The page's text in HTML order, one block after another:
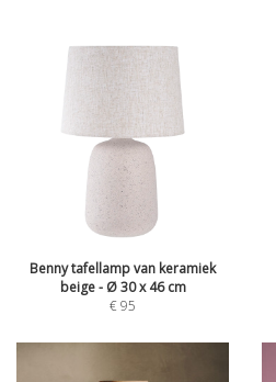
Benny tafellamp van keramiek
beige - Ø 30 x 46 cm
€95